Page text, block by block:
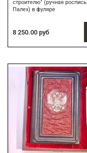
строителю" (ручная роспись
Палех) в фуляре
8 250.00 руб